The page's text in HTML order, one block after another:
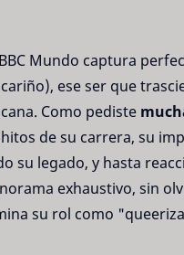
Mundo captura
ese ser que
Como pediste
de su carrera, su
su legado, y hasta
exhaustivo, sin
su rol como